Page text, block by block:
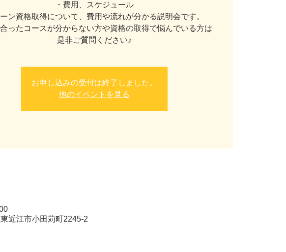
・費用、スケジュール
ーン資格取得について、費用や流れが分かる説明会です。
ったコースが分からない方や資格の取得で悩んでいる方は
是非ご質問ください♪
お申し込みの受付は終了しました。
他のイベントを見る
近江市小田苅町2245-2